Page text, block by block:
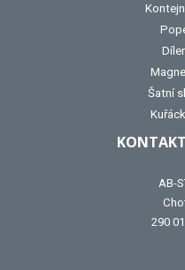
Šatní
AB-
290